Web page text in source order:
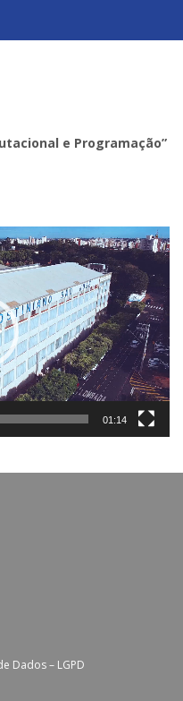
e Programação”
01:14
Dados – LGPD